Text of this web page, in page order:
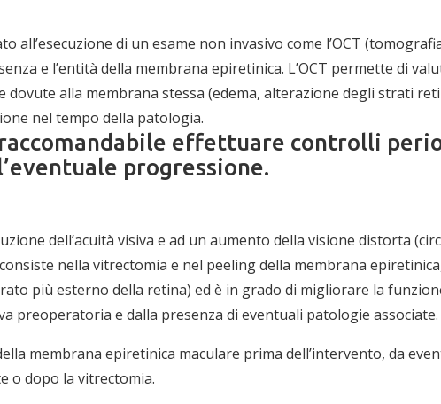
all’esecuzione di un esame non invasivo come l’OCT
e l’entità della membrana epiretinica. L’OCT permette di
alla membrana stessa (edema, alterazione degli strati
nel tempo della patologia.
effettuare controlli
progressione.
dell’acuità visiva e ad un aumento della visione distorta
nella vitrectomia e nel peeling della membrana
più esterno della retina) ed è in grado di migliorare la
preoperatoria e dalla presenza di eventuali patologie associate.
membrana epiretinica maculare prima dell’intervento, da
o dopo la vitrectomia.